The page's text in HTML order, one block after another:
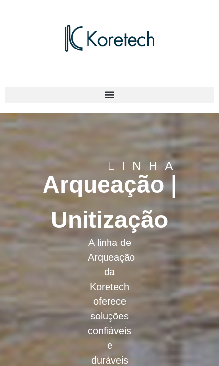
LINHA
Arqueação |
Unitização
A linha de
Arqueação
da
Koretech
oferece
soluções
confiáveis
e
duráveis